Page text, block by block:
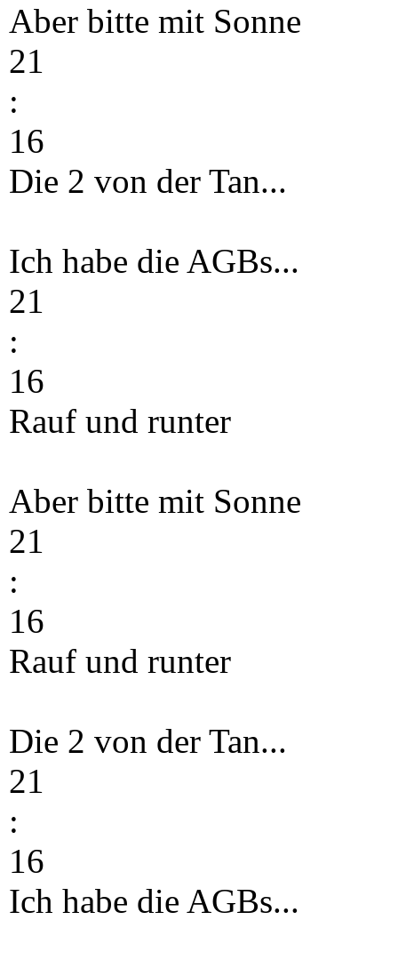
Aber bitte mit Sonne
21
:
16
Die 2 von der Tan...
Ich habe die AGBs...
21
:
16
Rauf und runter
Aber bitte mit Sonne
21
:
16
Rauf und runter
Die 2 von der Tan...
21
:
16
Ich habe die AGBs...